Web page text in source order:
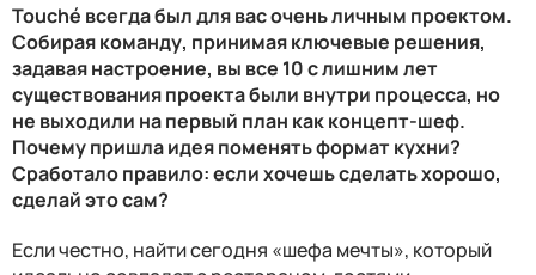
Touché всегда был для вас очень личным проектом.
Собирая команду, принимая ключевые решения,
задавая настроение, вы все 10 с лишним лет
существования проекта были внутри процесса, но
не выходили на первый план как концепт-шеф.
Почему пришла идея поменять формат кухни?
Сработало правило: если хочешь сделать хорошо,
сделай это сам?
Если честно, найти сегодня «шефа мечты», который